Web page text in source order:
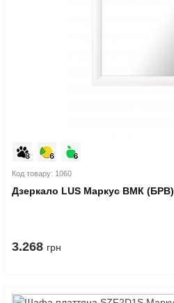
Код товару: 1060
Дзеркало LUS Маркус ВМК (БРВ)
3.268 грн